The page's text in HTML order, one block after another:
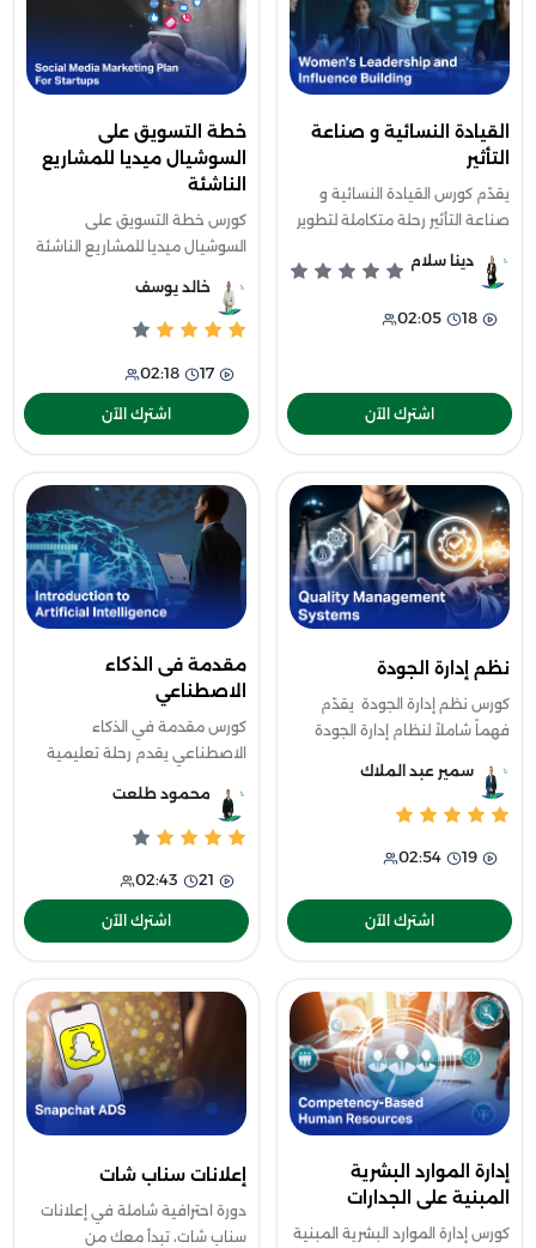
القيادة النسائية و صناعة
التأثير
يقدّم كورس القيادة النسائية و
صناعة التأثير رحلة متكاملة لتطوير
فعّال في الحياة المهنية
دينا سلام
18
02:05
اشترك الآن
خطة التسويق على
السوشيال ميديا للمشاريع
الناشئة
كورس خطة التسويق على
السوشيال ميديا للمشاريع الناشئة
المشروعات الناشئة على بناء خطة
تسويقية إلكترونية فعّالة من
خالد يوسف
17
02:18
اشترك الآن
نظم إدارة الجودة
كورس نظم إدارة الجودة يقدّم
فهماً شاملاً لنظام إدارة الجودة
9001:2015 وتحديثاتها المرتقبة
لعام 2026، بدايةً بالتعريف
سمير عبد الملاك
19
02:54
اشترك الآن
مقدمة فى الذكاء
الاصطناعي
كورس مقدمة في الذكاء
الاصطناعي يقدم رحلة تعليمية
الذكاء الاصطناعي وتعلم الآلة
والتعلم العميق من الصفر، حيث
محمود طلعت
21
02:43
اشترك الآن
إدارة الموارد البشرية
المبنية على الجدارات
كورس إدارة الموارد البشرية المبنية
إعلانات سناب شات
دورة احترافية شاملة في إعلانات
سناب شات، تبدأ معك من